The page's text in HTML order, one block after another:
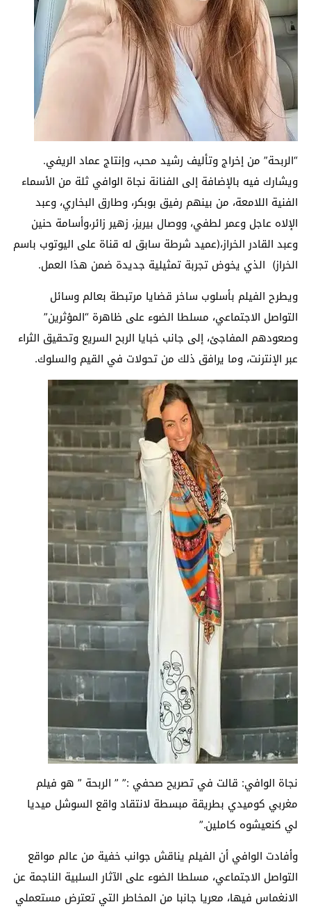
“الربحة” من إخراج وتأليف رشيد محب، وإنتاج عماد الريفي.
ويشارك فيه بالإضافة إلى الفنانة نجاة الوافي ثلة من الأسماء
الفنية اللامعة، من بينهم رفيق بوبكر، وطارق البخاري، وعبد
الإلاه عاجل وعمر لطفي، ووصال بيريز، زهير زائر،وأسامة حنين
وعبد القادر الخراز،(عميد شرطة سابق له قناة على اليوتوب باسم
الخراز) الذي يخوض تجربة تمثيلية جديدة ضمن هذا العمل.
ويطرح الفيلم بأسلوب ساخر قضايا مرتبطة بعالم وسائل
التواصل الاجتماعي، مسلطا الضوء على ظاهرة “المؤثرين”
وصعودهم المفاجئ، إلى جانب خبايا الربح السريع وتحقيق الثراء
عبر الإنترنت، وما يرافق ذلك من تحولات في القيم والسلوك.
نجاة الوافي: قالت في تصريح صحفي :” ” الربحة ” هو فيلم
مغربي كوميدي بطريقة مبسطة لانتقاد واقع السوشل ميديا
لي كنعيشوه كاملين.”
وأفادت الوافي أن الفيلم يناقش جوانب خفية من عالم مواقع
التواصل الاجتماعي، مسلطا الضوء على الآثار السلبية الناجمة عن
الانغماس فيها، معريا جانبا من المخاطر التي تعترض مستعملي